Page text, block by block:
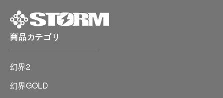
商品カテゴリ
幻界2
幻界GOLD